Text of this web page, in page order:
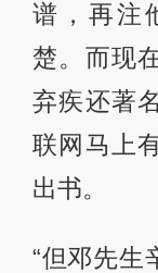
谱，再注
楚。而现
弃疾还著
联网马上
出书。
“但邓先生